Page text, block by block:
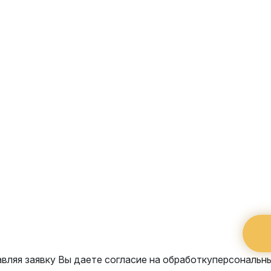
заявку Вы даете согласие на обработку